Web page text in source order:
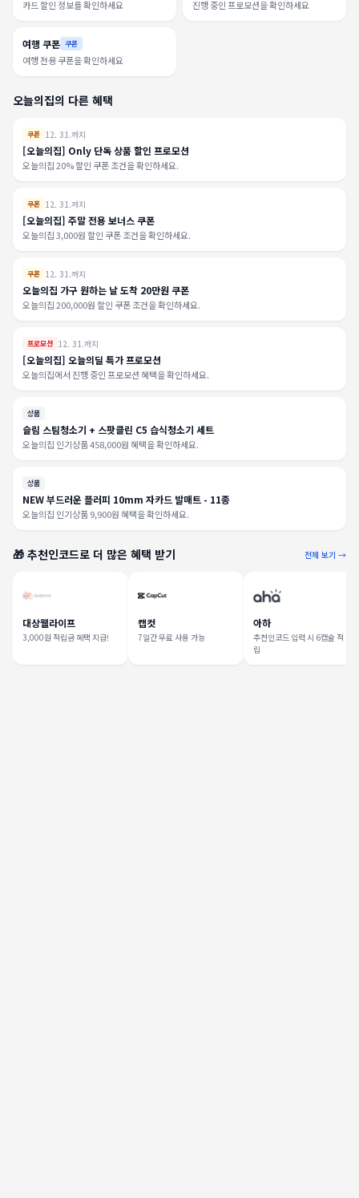
카드 할인 정보를 확인하세요 진행 중인 프로모션을 확인하세요
여행 쿠폰 쿠폰
여행 전용 쿠폰을 확인하세요
오늘의집의 다른 혜택
쿠폰 12. 31.까지
[오늘의집] Only 단독 상품 할인 프로모션
오늘의집 20% 할인 쿠폰 조건을 확인하세요.
쿠폰 12. 31.까지
[오늘의집] 주말 전용 보너스 쿠폰
오늘의집 3,000원 할인 쿠폰 조건을 확인하세요.
쿠폰 12. 31.까지
오늘의집 가구 원하는 날 도착 20만원 쿠폰
오늘의집 200,000원 할인 쿠폰 조건을 확인하세요.
프로모션 12. 31.까지
[오늘의집] 오늘의딜 특가 프로모션
오늘의집에서 진행 중인 프로모션 혜택을 확인하세요.
상품
슬림 스팀청소기 + 스팟클린 C5 습식청소기 세트
오늘의집 인기상품 458,000원 혜택을 확인하세요.
상품
NEW 부드러운 플러피 10mm 자카드 발매트 - 11종
오늘의집 인기상품 9,900원 혜택을 확인하세요.
🎁 추천인코드로 더 많은 혜택 받기 전체 보기 →
대상웰라이프
3,000원 적립금 혜택 지급!
캡컷
7일간 무료 사용 가능
아하
추천인코드 입력 시 6캡슐 적
립